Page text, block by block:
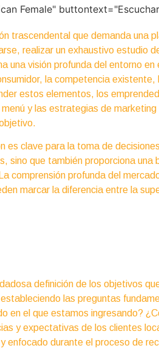
Female"
trascendental que demanda una
realizar un exhaustivo estudio
una visión profunda del entorno en
la competencia existente,
estos elementos, los
y las estrategias de marketing
es clave para la toma de
sino que también proporciona una
comprensión profunda del
marcar la diferencia entre la
definición de los objetivos
las preguntas
en el que estamos ingresando?
y expectativas de los clientes
enfocado durante el proceso de